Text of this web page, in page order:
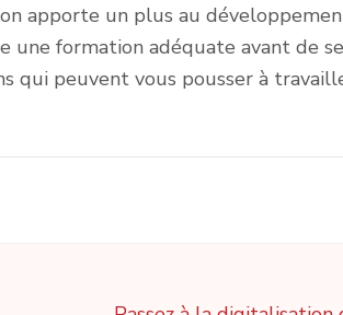
apporte un plus au
une formation adéquate avant de
qui peuvent vous pousser à